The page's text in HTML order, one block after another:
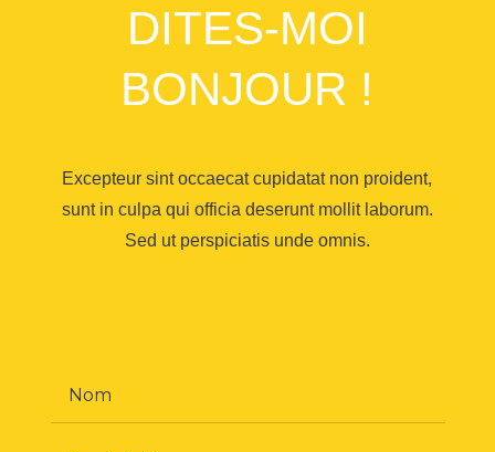
DITES-MOI
BONJOUR !
Excepteur sint occaecat cupidatat non proident,
sunt in culpa qui officia deserunt mollit laborum.
Sed ut perspiciatis unde omnis.